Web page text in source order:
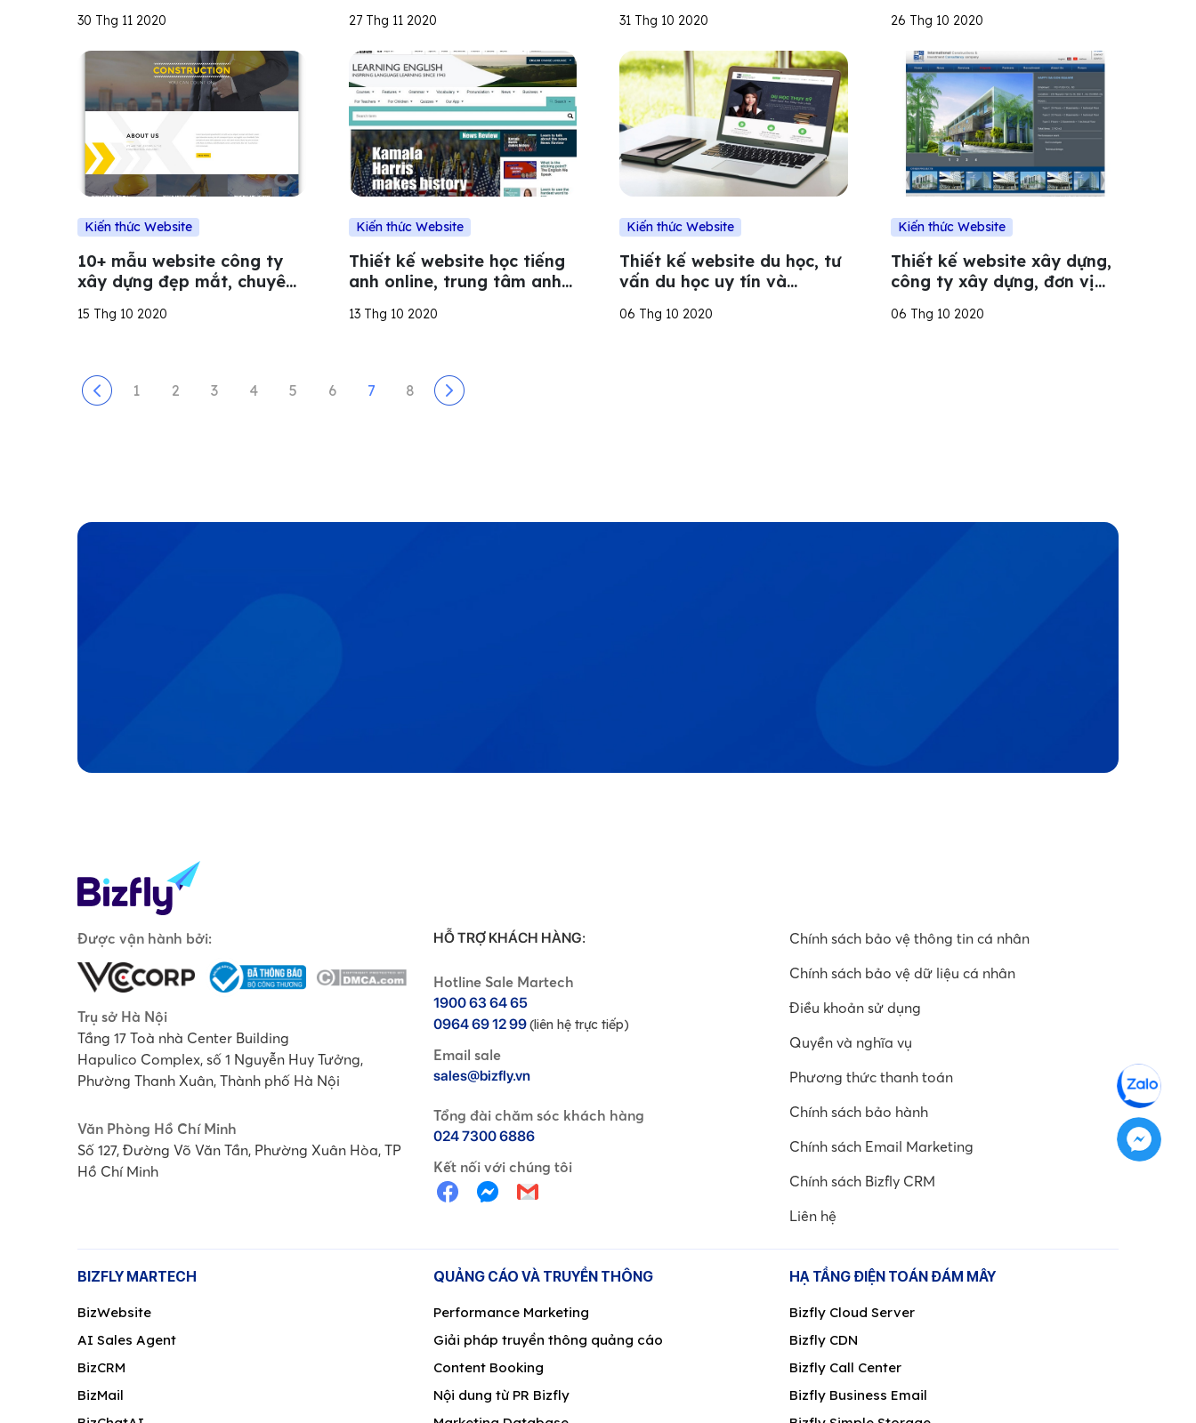
30 Thg 11 2020 27 Thg 11 2020 31 Thg 10 2020 26 Thg 10 2020
Kiến thức Website
10+ mẫu website công ty
xây dựng đẹp mắt, chuyên
15 Thg 10 2020
Kiến thức Website
Thiết kế website học tiếng
anh online, trung tâm anh
13 Thg 10 2020
Kiến thức Website
Thiết kế website du học, tư
vấn du học uy tín và
06 Thg 10 2020
Kiến thức Website
Thiết kế website xây dựng,
công ty xây dựng, đơn vị
06 Thg 10 2020
1 2 3 4 5 6 7 8
Được vận hành bởi:
Trụ sở Hà Nội
Tầng 17 Toà nhà Center Building
Hapulico Complex, số 1 Nguyễn Huy Tưởng,
Phường Thanh Xuân, Thành phố Hà Nội
Văn Phòng Hồ Chí Minh
Số 127, Đường Võ Văn Tần, Phường Xuân Hòa, TP
Hồ Chí Minh
HỖ TRỢ KHÁCH HÀNG:
Hotline Sale Martech
1900 63 64 65
0964 69 12 99(liên hệ trực tiếp)
Email sale
sales@bizfly.vn
Tổng đài chăm sóc khách hàng
024 7300 6886
Kết nối với chúng tôi
Chính sách bảo vệ thông tin cá nhân
Chính sách bảo vệ dữ liệu cá nhân
Điều khoản sử dụng
Quyền và nghĩa vụ
Phương thức thanh toán
Chính sách bảo hành
Chính sách Email Marketing
Chính sách Bizfly CRM
Liên hệ
BIZFLY MARTECH
BizWebsite
AI Sales Agent
BizCRM
BizMail
QUẢNG CÁO VÀ TRUYỀN THÔNG
Performance Marketing
Giải pháp truyền thông quảng cáo
Content Booking
Nội dung từ PR Bizfly
HẠ TẦNG ĐIỆN TOÁN ĐÁM MÂY
Bizfly Cloud Server
Bizfly CDN
Bizfly Call Center
Bizfly Business Email